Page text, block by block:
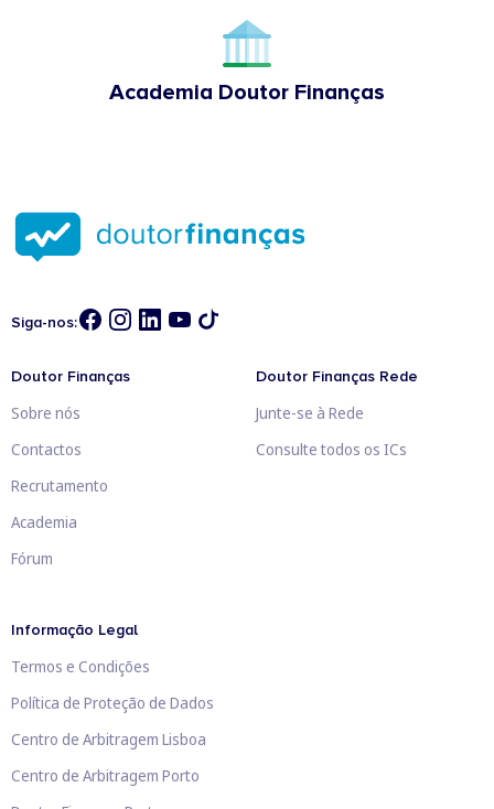
Academia Doutor Finanças
Siga-nos:
Doutor Finanças
Sobre nós
Contactos
Recrutamento
Academia
Fórum
Doutor Finanças Rede
Junte-se à Rede
Consulte todos os ICs
Informação Legal
Termos e Condições
Política de Proteção de Dados
Centro de Arbitragem Lisboa
Centro de Arbitragem Porto